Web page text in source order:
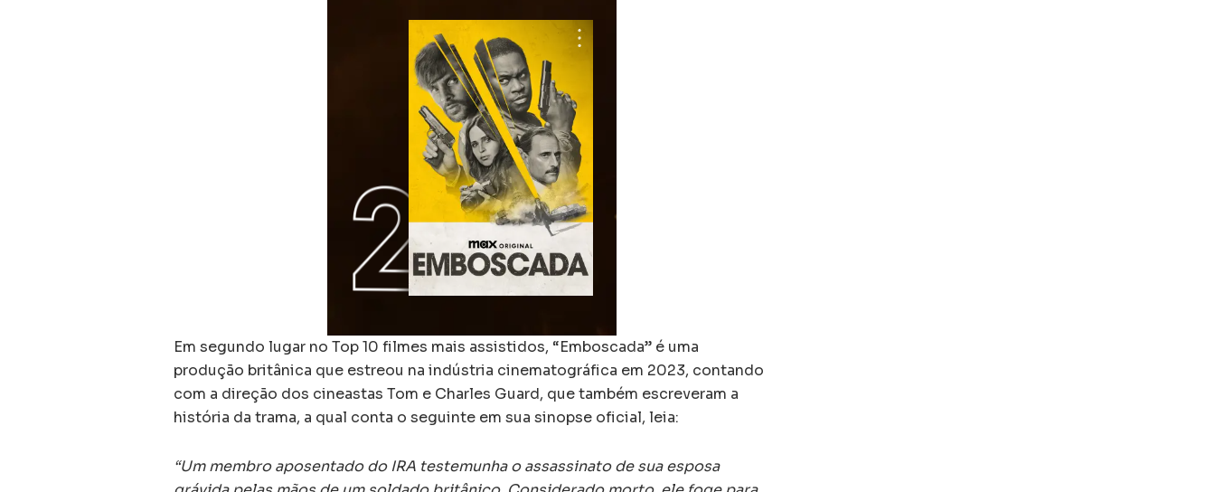
Em segundo lugar no Top 10 filmes mais assistidos, “Emboscada” é uma
produção britânica que estreou na indústria cinematográfica em 2023, contando
com a direção dos cineastas Tom e Charles Guard, que também escreveram a
história da trama, a qual conta o seguinte em sua sinopse oficial, leia:
“Um membro aposentado do IRA testemunha o assassinato de sua esposa